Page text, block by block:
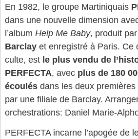
En 1982, le groupe Martiniquais
dans une nouvelle dimension
l’album Help Me Baby, produit
Barclay et enregistré à Paris. Ce
culte, est le plus vendu de
PERFECTA, avec plus de 180
écoulés dans les deux premières
par une filiale de Barclay.
orchestrations: Daniel Marie-
PERFECTA incarne l’apogée de